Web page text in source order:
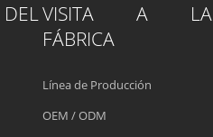
VISITA A LA
FÁBRICA
Línea de Producción
OEM / ODM